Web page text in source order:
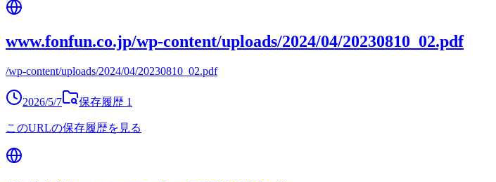
www.fonfun.co.jp/wp-content/uploads/2024/04/20230810_02.pdf
/wp-content/uploads/2024/04/20230810_02.pdf
2026/5/7 保存履歴 1
このURLの保存履歴を見る